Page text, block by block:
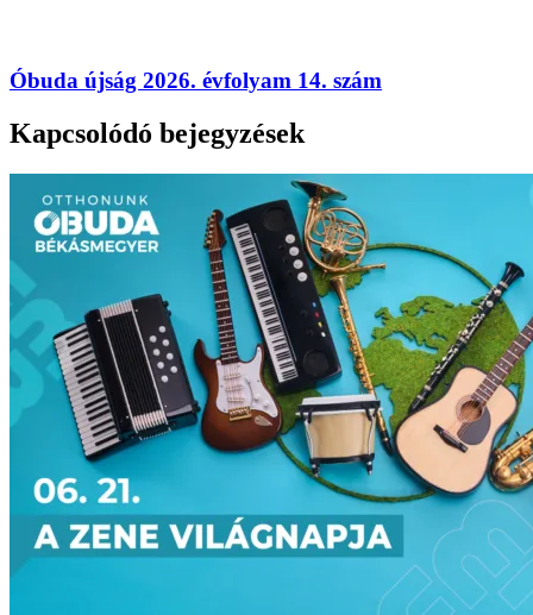
Óbuda újság 2026. évfolyam 14. szám
Kapcsolódó bejegyzések